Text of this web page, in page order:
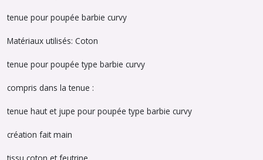
tenue pour poupée barbie curvy
Matériaux utilisés: Coton
tenue pour poupée type barbie curvy
compris dans la tenue :
tenue haut et jupe pour poupée type barbie curvy
création fait main